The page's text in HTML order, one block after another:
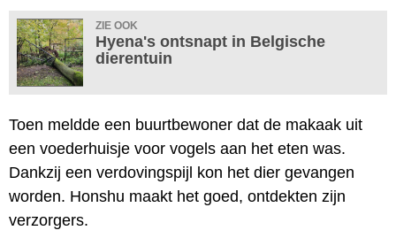
ZIE OOK
Hyena's ontsnapt in Belgische
dierentuin
Toen meldde een buurtbewoner dat de makaak uit
een voederhuisje voor vogels aan het eten was.
Dankzij een verdovingspijl kon het dier gevangen
worden. Honshu maakt het goed, ontdekten zijn
verzorgers.